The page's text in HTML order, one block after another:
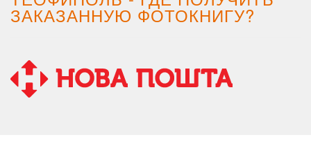
ЗАКАЗАННУЮ ФОТОКНИГУ?